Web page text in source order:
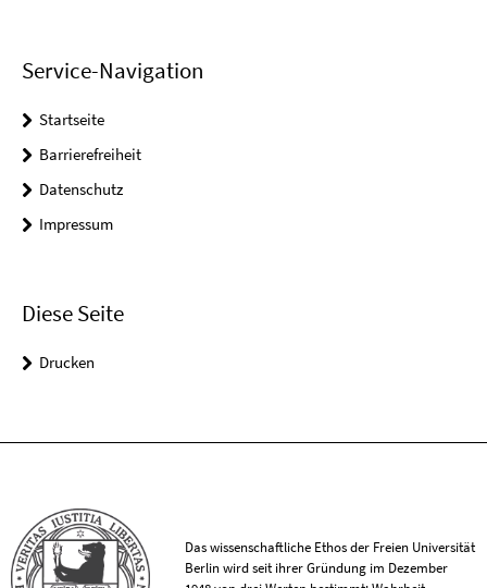
Service-Navigation
Startseite
Barrierefreiheit
Datenschutz
Impressum
Diese Seite
Drucken
Das wissenschaftliche Ethos der Freien Universität
Berlin wird seit ihrer Gründung im Dezember